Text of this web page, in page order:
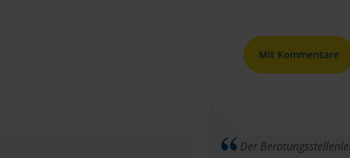
Mit Kommentare
Der